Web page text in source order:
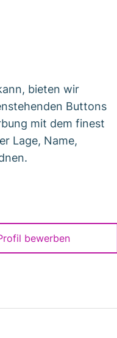
bieten wir
Buttons
mit dem finest
Lage, Name,
bewerben